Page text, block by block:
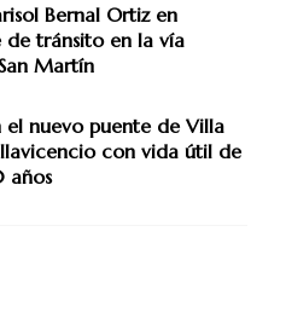
Bernal Ortiz en
de tránsito en la vía
Martín
el nuevo puente de Villa
con vida útil de
años